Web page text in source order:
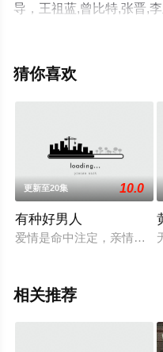
导，王祖蓝,曾比特,张晋,
熹,Gigi,Wang,陈松伶
祖儿,Joey,Yung等演员精
猜你喜欢
更新至20集 10.0
有种好男人
爱情是命中注定，亲情是
相关推荐